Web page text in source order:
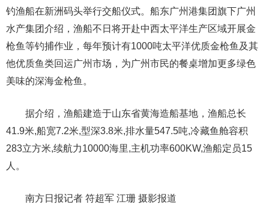
钓渔船在新洲码头举行交船仪式。船东广州港集团旗下广州
水产集团介绍，渔船不日将开赴中西太平洋生产区域开展金
枪鱼等钓捕作业，每年预计有1000吨太平洋优质金枪鱼及其
他优质鱼类回运广州市场，为广州市民的餐桌增加更多绿色
美味的深海金枪鱼。
据介绍，渔船建造于山东省黄海造船基地，渔船总长
41.9米,船宽7.2米,型深3.8米,排水量547.5吨,冷藏鱼舱容积
283立方米,续航力10000海里,主机功率600KW,渔船定员15
人。
南方日报记者 符超军 江珊 摄影报道